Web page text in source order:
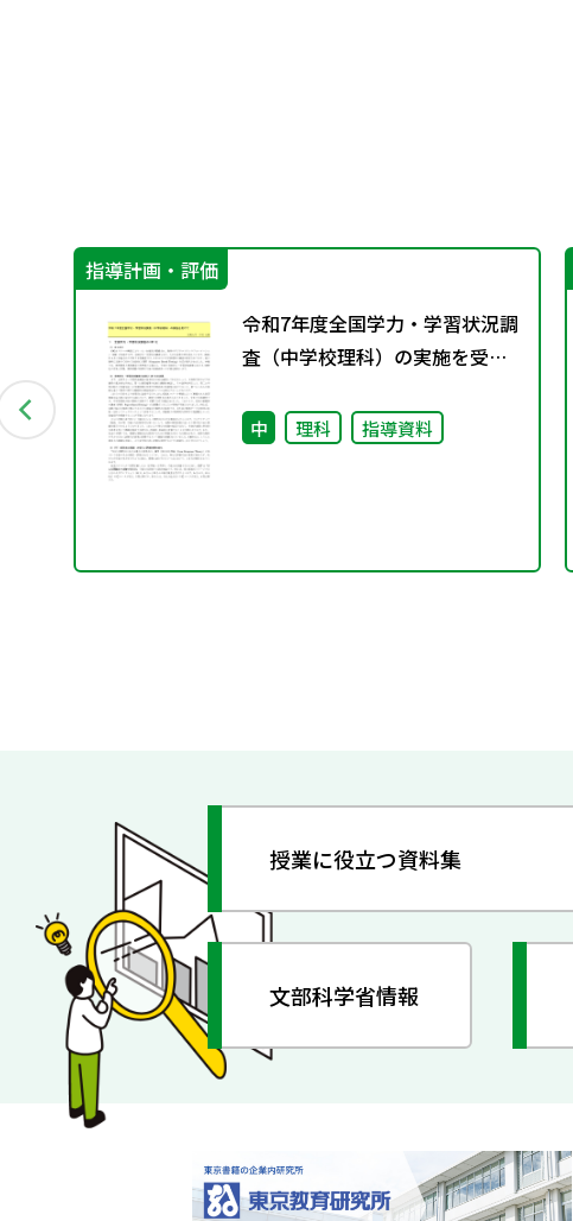
共
指導計画・評価
令和7年度全国学力・学習状況調
査（中学校理科）の実施を受け
中 理科 指導資料
授業に役立つ資料集
文部科学省情報